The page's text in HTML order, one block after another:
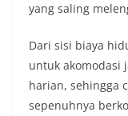
yang saling
Dari sisi biaya
untuk akomodasi
harian, sehingga
sepenuhnya